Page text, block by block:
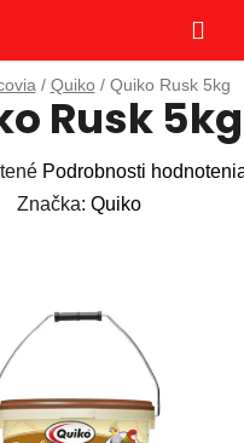
obsah
/ Quiko / Quiko Rusk 5kg
Rusk 5kg
Podrobnosti
Značka: Quiko